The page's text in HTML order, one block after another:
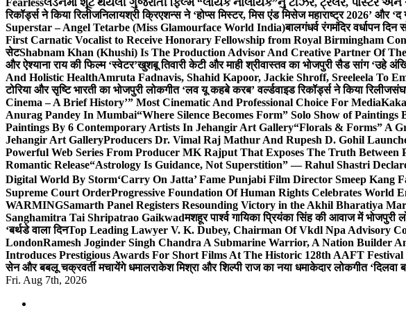
Fearlessલંડનમાં શૂટ થયેલી ગુજરાતી ફિલ્મ “લાયક નાલાયક”નું ટીઝર, ટ્રેલર, પોસ્ટર અને
रिकॉर्ड्स ने किया रिलीजनिलायश्री क्रिएशन्स ने ‘होप्स मिस्टर, मिस एंड मिसेज महाराष्ट्र 2026’ और
Superstar – Angel Tetarbe (Miss Glamourface World India)बालगंधर्व रंगमंदिर वर्धापन दिन
First Carnatic Vocalist to Receive Honorary Fellowship from Royal Birmingham
सेटShabnam Khan (Khushi) Is The Production Advisor And Creative Partner Of
और ऐश्याना राय की फिल्म ‘स्वेटर’खुशबू तिवारी केटी और माही श्रीवास्तव का भोजपुरी सैड सांग ‘उहे
And Holistic HealthAmruta Fadnavis, Shahid Kapoor, Jackie Shroff, Sreeleela To
टोरिया और सृष्टि भारती का भोजपुरी लोकगीत ‘लव यू कहबे करब’ वर्ल्डवाइड रिकॉर्ड्स ने किया रिलीज
Cinema – A Brief History’” Most Cinematic And Professional Choice For Media
Anurag Pandey In Mumbai“Where Silence Becomes Form” Solo Show of
Paintings By 6 Contemporary Artists In Jehangir Art Gallery“Florals & Forms” A
Jehangir Art GalleryProducers Dr. Vimal Raj Mathur And Rupesh D. Gohil
Powerful Web Series From Producer MK Rajput That Exposes The Truth
Romantic Release“Astrology Is Guidance, Not Superstition” — Rahul Shastri
Digital World By Storm‘Carry On Jatta’ Fame Punjabi Film Director Smeep
Supreme Court OrderProgressive Foundation Of Human Rights Celebrates World
WARMINGSamarth Panel Registers Resounding Victory in the Akhil Bharatiya
Sanghamitra Tai Shripatrao Gaikwadमशहूर पार्श्व गायिका प्रियंका सिंह की आवाज में भोजपुरी
‘बर्थडे वाला दिनTop Leading Lawyer V. K. Dubey, Chairman Of Vkdl Npa Advisory
LondonRamesh Joginder Singh Chandra A Submarine Warrior, A Nation Builder
Introduces Prestigious Awards For Short Films At The Historic 128th AAFT
सेन और बबलू चक्रवर्ती मचायेंगे धमालराकेश मिश्रा और शिल्पी राज का नया धमाकेदार लोकगीत ‘दिलवा
Fri. Aug 7th, 2026